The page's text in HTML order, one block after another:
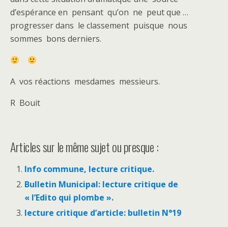
d’espérance en pensant qu’on ne peut que …
progresser dans le classement puisque nous
sommes bons derniers.
A vos réactions mesdames messieurs.
R Bouit
Articles sur le même sujet ou presque :
Info commune, lecture critique.
Bulletin Municipal: lecture critique de
« l’Edito qui plombe ».
lecture critique d’article: bulletin N°19